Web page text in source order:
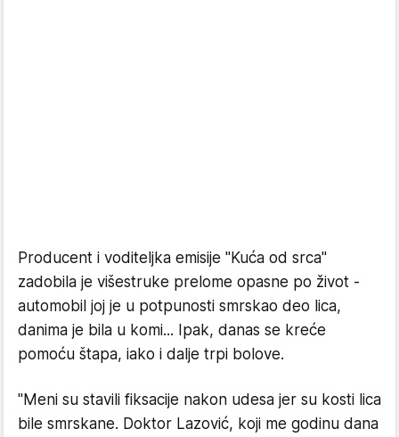
Producent i voditeljka emisije "Kuća od srca"
zadobila je višestruke prelome opasne po život -
automobil joj je u potpunosti smrskao deo lica,
danima je bila u komi... Ipak, danas se kreće
pomoću štapa, iako i dalje trpi bolove.
"Meni su stavili fiksacije nakon udesa jer su kosti lica
bile smrskane. Doktor Lazović, koji me godinu dana